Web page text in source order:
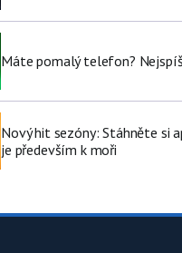
Máte pomalý telefon?
Nový hit sezóny: Stáhněte si
je především k moři